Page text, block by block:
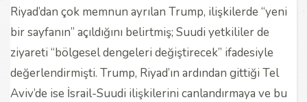
Riyad’dan çok memnun ayrılan Trump, ilişkilerde “yeni
bir sayfanın” açıldığını belirtmiş; Suudi yetkililer de
ziyareti “bölgesel dengeleri değiştirecek” ifadesiyle
değerlendirmişti. Trump, Riyad’ın ardından gittiği Tel
Aviv’de ise İsrail-Suudi ilişkilerini canlandırmaya ve bu